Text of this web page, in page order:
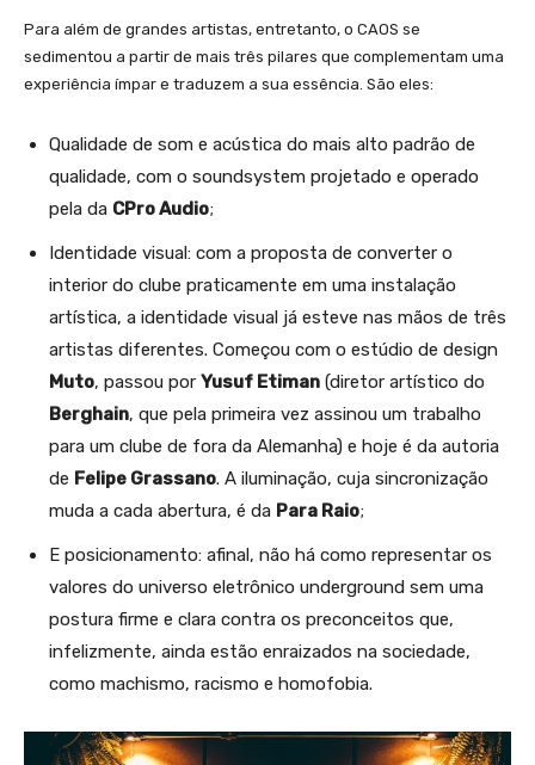
Para além de grandes artistas, entretanto, o CAOS se
sedimentou a partir de mais três pilares que complementam uma
experiência ímpar e traduzem a sua essência. São eles:
Qualidade de som e acústica do mais alto padrão de
qualidade, com o soundsystem projetado e operado
pela da CPro Audio;
Identidade visual: com a proposta de converter o
interior do clube praticamente em uma instalação
artística, a identidade visual já esteve nas mãos de três
artistas diferentes. Começou com o estúdio de design
Muto, passou por Yusuf Etiman (diretor artístico do
Berghain, que pela primeira vez assinou um trabalho
para um clube de fora da Alemanha) e hoje é da autoria
de Felipe Grassano. A iluminação, cuja sincronização
muda a cada abertura, é da Para Raio;
E posicionamento: afinal, não há como representar os
valores do universo eletrônico underground sem uma
postura firme e clara contra os preconceitos que,
infelizmente, ainda estão enraizados na sociedade,
como machismo, racismo e homofobia.